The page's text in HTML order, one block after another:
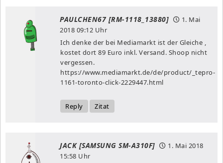
PAULCHEN67 [RM-1118_13880]
1. Mai
2018 09:12 Uhr
Ich denke der bei Mediamarkt ist der Gleiche ,
kostet dort 89 Euro inkl. Versand. Shoop nicht
vergessen.
https://www.mediamarkt.de/de/product/_tepro-
1161-toronto-click-2229447.html
Reply Zitat
JACK [SAMSUNG SM-A310F]
1. Mai 2018
15:58 Uhr